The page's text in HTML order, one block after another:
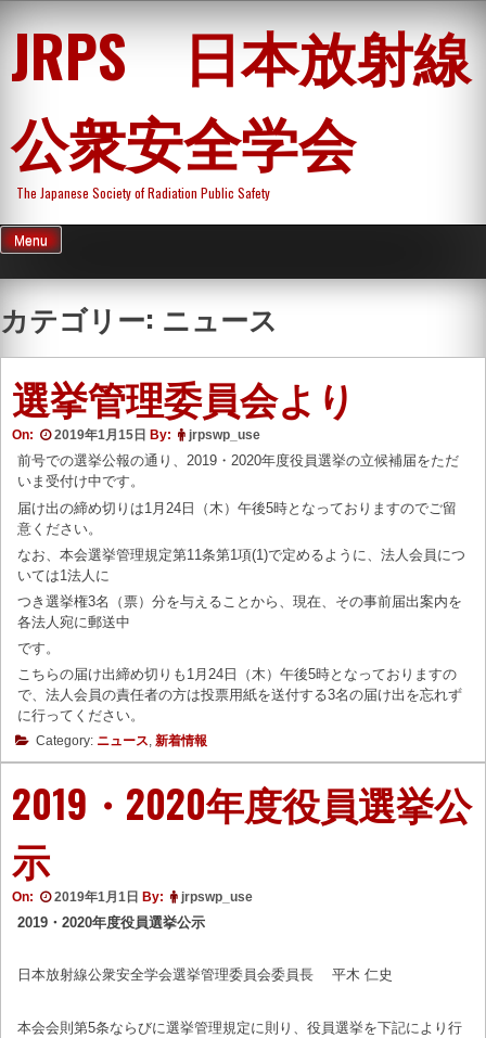
content
JRPS 日本放射線
公衆安全学会
The Japanese Society of Radiation Public Safety
Menu
カテゴリー: ニュース
選挙管理委員会より
On: 2019年1月15日 By: jrpswp_use
前号での選挙公報の通り、2019・2020年度役員選挙の立候補届をただ
いま受付け中です。
届け出の締め切りは1月24日（木）午後5時となっておりますのでご留
意ください。
なお、本会選挙管理規定第11条第1項(1)で定めるように、法人会員につ
いては1法人に
つき選挙権3名（票）分を与えることから、現在、その事前届出案内を
各法人宛に郵送中
です。
こちらの届け出締め切りも1月24日（木）午後5時となっておりますの
で、法人会員の責任者の方は投票用紙を送付する3名の届け出を忘れず
に行ってください。
Category: ニュース, 新着情報
2019・2020年度役員選挙公
示
On: 2019年1月1日 By: jrpswp_use
2019・2020年度役員選挙公示
日本放射線公衆安全学会選挙管理委員会委員長 平木 仁史
本会会則第5条ならびに選挙管理規定に則り、役員選挙を下記により行